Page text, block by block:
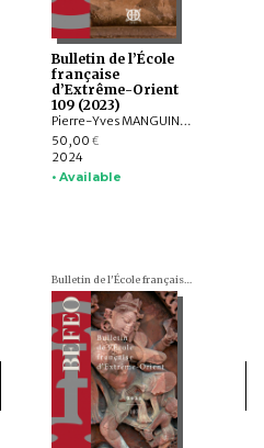
Bulletin de l’École
française
d’Extrême-Orient
109 (2023)
Pierre-Yves MANGUIN, Philippe PAPIN, Jean-Luc CHEVILLARD, Olivier de BERNON, François LAGIRARDE, Jiří JÁKL, Bertrand PORTE, Michel ANTELME, Volker GRABOWSKY, Thissana WEERAKIETSOONTORN, Raphaël MALANGIN, Nicolas SIMON, Peera PANARUT, Muhlis HADRAWI, Campbell MACKNIGHT, Kathryn WELLEN, Santi PAKDEEKHAM, HIEP Chan Vicheth
50,00 €
2024
• Available
Bulletin de l'École française d'Extrême-Orient (BEFEO)